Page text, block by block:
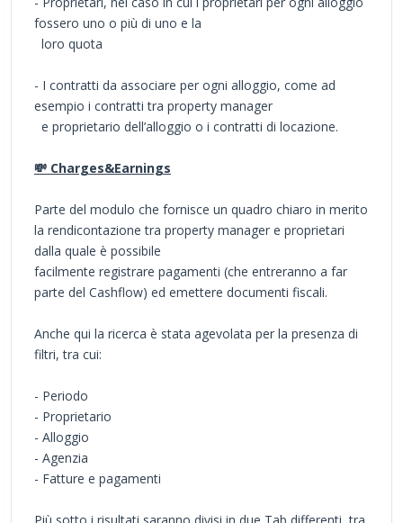
fossero uno o più di uno e la
loro quota
- I contratti da associare per ogni alloggio, come ad
esempio i contratti tra property manager
e proprietario dell’alloggio o i contratti di locazione.
💸 Charges&Earnings
Parte del modulo che fornisce un quadro chiaro in merito
la rendicontazione tra property manager e proprietari
dalla quale è possibile
facilmente registrare pagamenti (che entreranno a far
parte del Cashflow) ed emettere documenti fiscali.
Anche qui la ricerca è stata agevolata per la presenza di
filtri, tra cui:
- Periodo
- Proprietario
- Alloggio
- Agenzia
- Fatture e pagamenti